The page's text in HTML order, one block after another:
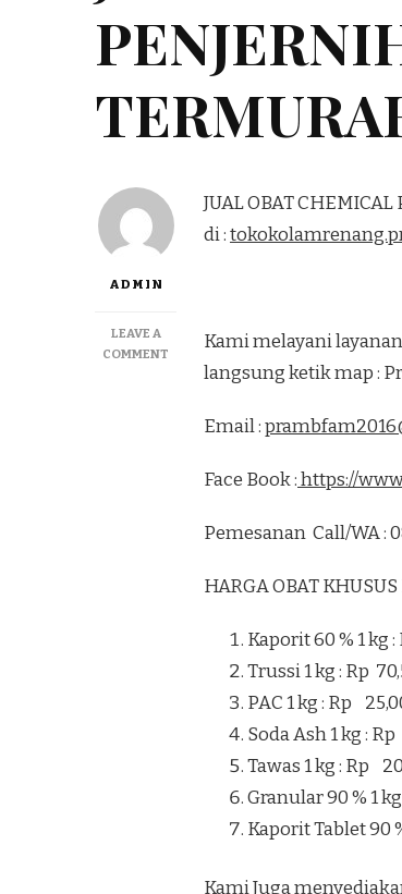
ADMIN
LEAVE A
COMMENT
PENJERNIH
RENANG
KULONPROGO
JUAL OBAT
di :
Kami melayani
langsung ketik map :
Email :
Face Book :https://
Pemesanan Call/WA :
HARGA OBAT
Kaporit 60 % 1 kg
Trussi 1 kg : Rp
PAC 1 kg : Rp
Soda Ash 1 kg :
Tawas 1 kg : Rp
Granular 90 % 1
Kaporit Tablet 90
Kami Juga